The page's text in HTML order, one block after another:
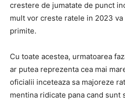
crestere de jumatate de punct
mult vor creste ratele in 2023
primite.
Cu toate acestea, urmatoarea
ar putea reprezenta cea mai
oficialii inceteaza sa majoreze
mentina ridicate pana cand sunt